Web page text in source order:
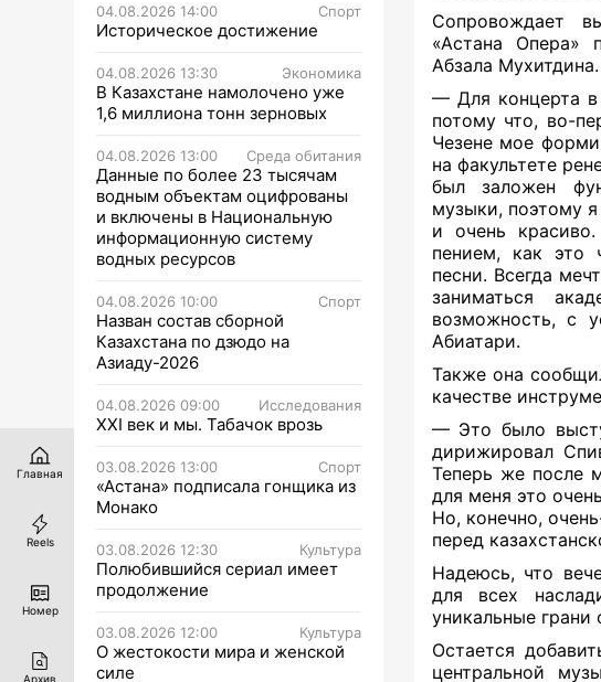
04.08.2026 14:00 Спорт
Историческое достижение
04.08.2026 13:30 Экономика
В Казахстане намолочено уже
1,6 миллиона тонн зерновых
04.08.2026 13:00 Среда обитания
Данные по более 23 тысячам
водным объектам оцифрованы
и включены в Национальную
информационную систему
водных ресурсов
04.08.2026 10:00 Спорт
Назван состав сборной
Казахстана по дзюдо на
Азиаду-2026
04.08.2026 09:00 Исследования
XXI век и мы. Табачок врозь
03.08.2026 13:00 Спорт
«Астана» подписала гонщика из
Монако
03.08.2026 12:30 Культура
Полюбившийся сериал имеет
продолжение
03.08.2026 12:00 Культура
О жестокости мира и женской
силе
Сопровождает
«Астана Опера»
Абзала Мухитдина.
— Для концерта в
потому что, во-
Чезене мое
на факультете
был заложен
музыки, поэтому
и очень
пением, как это
песни. Всегда
заниматься
возможность, c
Абиатари.
Также она
качестве
— Это было
дирижировал
Теперь же после
для меня это
Но, конечно,
перед
Надеюсь, что
для всех
уникальные грани
Остается
центральной
Главная
Reels
Номер
Архив